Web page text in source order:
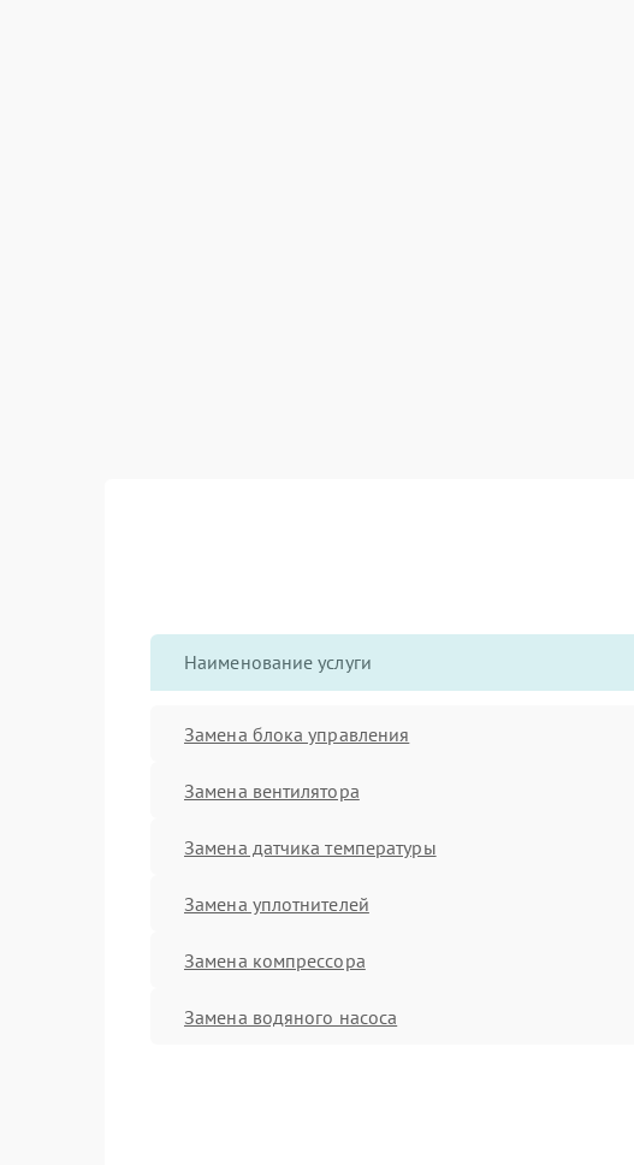
Наименование услуги
Замена блока управления
Замена вентилятора
Замена датчика температуры
Замена уплотнителей
Замена компрессора
Замена водяного насоса